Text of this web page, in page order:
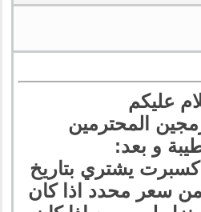
عليكم
المحترمين
و بعد:
يشتري بتاريخ
من سعر محدد اذا كان